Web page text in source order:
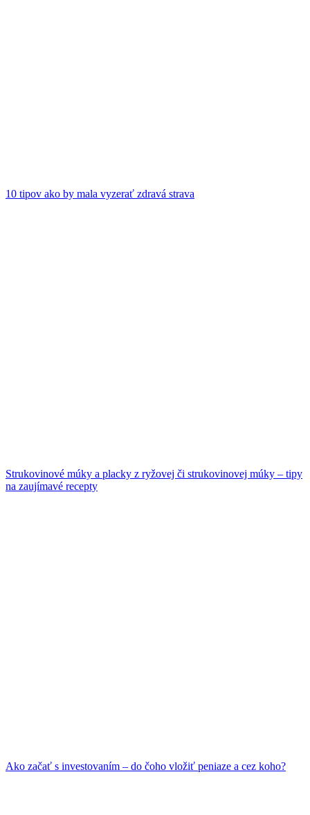
10 tipov ako by mala vyzerať zdravá strava
Strukovinové múky a placky z ryžovej či strukovinovej múky – tipy
na zaujímavé recepty
Ako začať s investovaním – do čoho vložiť peniaze a cez koho?